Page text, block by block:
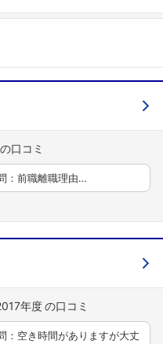
：前職離職理由…
年度
：空き時間がありますが大丈